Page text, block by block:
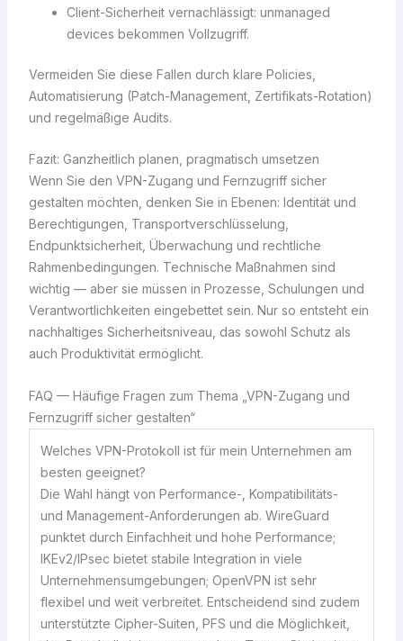
Client-Sicherheit vernachlässigt: unmanaged
devices bekommen Vollzugriff.
Vermeiden Sie diese Fallen durch klare Policies,
Automatisierung (Patch-Management, Zertifikats-Rotation)
und regelmäßige Audits.
Fazit: Ganzheitlich planen, pragmatisch umsetzen
Wenn Sie den VPN-Zugang und Fernzugriff sicher
gestalten möchten, denken Sie in Ebenen: Identität und
Berechtigungen, Transportverschlüsselung,
Endpunktsicherheit, Überwachung und rechtliche
Rahmenbedingungen. Technische Maßnahmen sind
wichtig — aber sie müssen in Prozesse, Schulungen und
Verantwortlichkeiten eingebettet sein. Nur so entsteht ein
nachhaltiges Sicherheitsniveau, das sowohl Schutz als
auch Produktivität ermöglicht.
FAQ — Häufige Fragen zum Thema „VPN-Zugang und
Fernzugriff sicher gestalten“
Welches VPN-Protokoll ist für mein Unternehmen am
besten geeignet?
Die Wahl hängt von Performance-, Kompatibilitäts-
und Management-Anforderungen ab. WireGuard
punktet durch Einfachheit und hohe Performance;
IKEv2/IPsec bietet stabile Integration in viele
Unternehmensumgebungen; OpenVPN ist sehr
flexibel und weit verbreitet. Entscheidend sind zudem
unterstützte Cipher-Suiten, PFS und die Möglichkeit,